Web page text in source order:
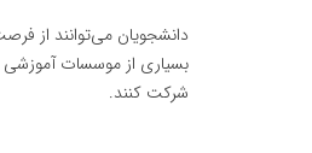
دانشجویان می‌توانند از
بسیاری از موسسات آموزشی
شرکت کنند.